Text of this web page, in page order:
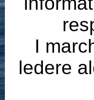
I
ledere